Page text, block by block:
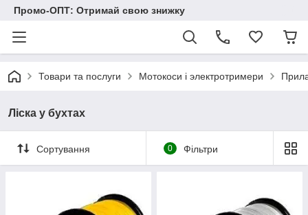
Промо-ОПТ: Отримай свою знижку
Товари та послуги Мотокоси і электротримери
Ліска у бухтах
Сортування 0 Фільтри